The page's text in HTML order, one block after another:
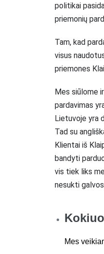
politikai
priemonių
Tam, kad
visus
priemones
Mes siūlome ir
pardavimas
Lietuvoje yra
Tad su
Klientai iš
bandyti
vis tiek liks
nesukti
Mes